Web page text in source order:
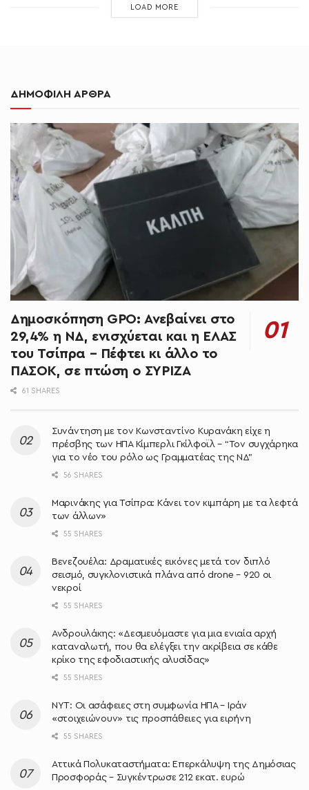
LOAD MORE
ΔΗΜΟΦΙΛΗ ΑΡΘΡΑ
Δημοσκόπηση GPO: Ανεβαίνει στο
29,4% η ΝΔ, ενισχύεται και η ΕΛΑΣ
του Τσίπρα – Πέφτει κι άλλο το
ΠΑΣΟΚ, σε πτώση ο ΣΥΡΙΖΑ
61 SHARES
Συνάντηση με τον Κωνσταντίνο Κυρανάκη είχε η
πρέσβης των ΗΠΑ Κίμπερλι Γκίλφοϊλ – “Τον συγχάρηκα
για το νέο του ρόλο ως Γραμματέας της ΝΔ”
56 SHARES
Μαρινάκης για Τσίπρα: Κάνει τον κιμπάρη με τα λεφτά
των άλλων»
55 SHARES
Βενεζουέλα: Δραματικές εικόνες μετά τον διπλό
σεισμό, συγκλονιστικά πλάνα από drone – 920 οι
νεκροί
55 SHARES
Ανδρουλάκης: «Δεσμευόμαστε για μια ενιαία αρχή
καταναλωτή, που θα ελέγξει την ακρίβεια σε κάθε
κρίκο της εφοδιαστικής αλυσίδας»
55 SHARES
NYT: Οι ασάφειες στη συμφωνία ΗΠΑ – Ιράν
«στοιχειώνουν» τις προσπάθειες για ειρήνη
55 SHARES
Αττικά Πολυκαταστήματα: Επερκάλυψη της Δημόσιας
Προσφοράς – Συγκέντρωσε 212 εκατ. ευρώ